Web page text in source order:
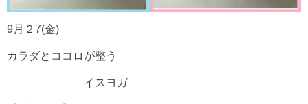
9月２7(金)
カラダとココロが整う
イスヨガ